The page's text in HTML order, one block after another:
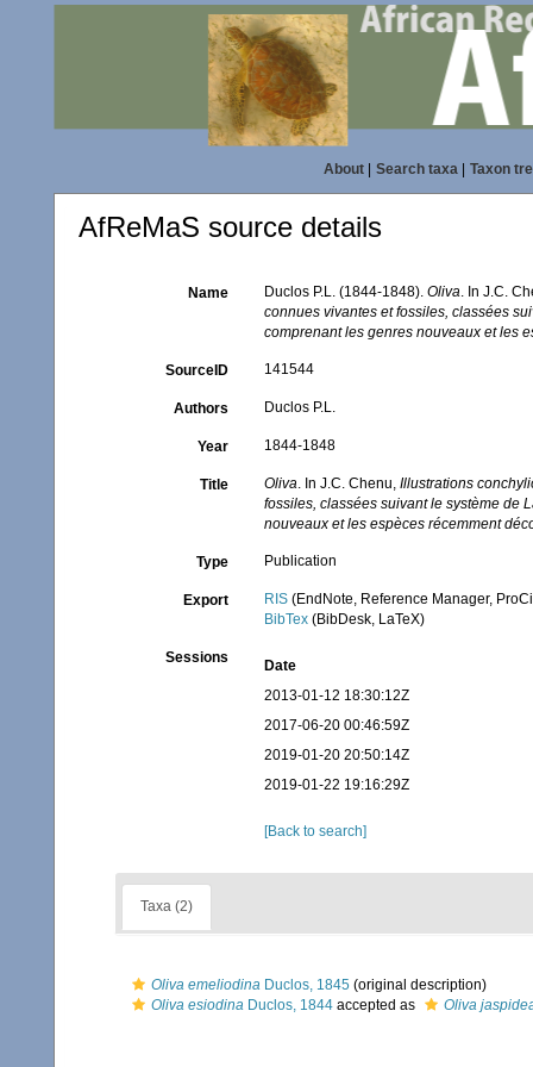
About| Search taxa| Taxon
AfReMaS source details
Name Duclos P.L. (1844-1848).Oliva. In J.C.
connues vivantes et fossiles, classées
comprenant les genres nouveaux et les
SourceID 141544
Authors Duclos P.L.
Year 1844-1848
Title Oliva. In J.C. Chenu,Illustrations
fossiles, classées suivant le système de
nouveaux et les espèces récemment
Type Publication
Export RIS (EndNote, Reference Manager,
BibTex (BibDesk, LaTeX)
Sessions
Date
2013-01-12 18:30:12Z
2017-06-20 00:46:59Z
2019-01-20 20:50:14Z
2019-01-22 19:16:29Z
[Back to search]
Taxa (2)
Oliva emeliodina Duclos, 1845 (original description)
Oliva esiodina Duclos, 1844 accepted as Oliva